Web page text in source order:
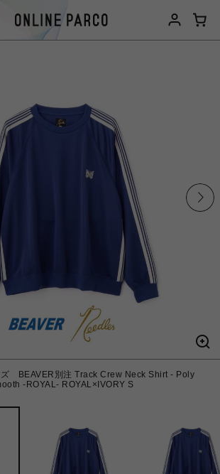
ズ BEAVER別注 Track Crew Neck Shirt - Poly
-ROYAL- ROYAL×IVORY S